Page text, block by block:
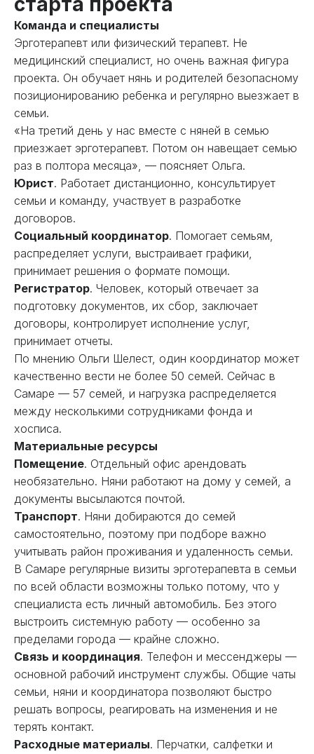
Команда и специалисты
Эрготерапевт или физический терапевт. Не
медицинский специалист, но очень важная фигура
проекта. Он обучает нянь и родителей безопасному
позиционированию ребенка и регулярно выезжает в
семьи.
«На третий день у нас вместе с няней в семью
приезжает эрготерапевт. Потом он навещает семью
раз в полтора месяца», — поясняет Ольга.
Юрист. Работает дистанционно, консультирует
семьи и команду, участвует в разработке
договоров.
Социальный координатор. Помогает семьям,
распределяет услуги, выстраивает графики,
принимает решения о формате помощи.
Регистратор. Человек, который отвечает за
подготовку документов, их сбор, заключает
договоры, контролирует исполнение услуг,
принимает отчеты.
По мнению Ольги Шелест, один координатор может
качественно вести не более 50 семей. Сейчас в
Самаре — 57 семей, и нагрузка распределяется
между несколькими сотрудниками фонда и
хосписа.
Материальные ресурсы
Помещение. Отдельный офис арендовать
необязательно. Няни работают на дому у семей, а
документы высылаются почтой.
Транспорт. Няни добираются до семей
самостоятельно, поэтому при подборе важно
учитывать район проживания и удаленность семьи.
В Самаре регулярные визиты эрготерапевта в семьи
по всей области возможны только потому, что у
специалиста есть личный автомобиль. Без этого
выстроить системную работу — особенно за
пределами города — крайне сложно.
Связь и координация. Телефон и мессенджеры —
основной рабочий инструмент службы. Общие чаты
семьи, няни и координатора позволяют быстро
решать вопросы, реагировать на изменения и не
терять контакт.
Расходные материалы. Перчатки, салфетки и